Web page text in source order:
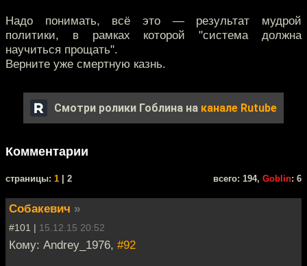
Надо понимать, всё это — результат мудрой
политики, в рамках которой "система должна
научиться прощать".
Верните уже смертную казнь.
Смотри ролики Гоблина на канале Rutube
Комментарии
cтраницы: 1 | 2 всего: 194, Goblin: 6
Собакевич »
#101 | 15.12.15 20:52
Кому: Andrey_1976, #92